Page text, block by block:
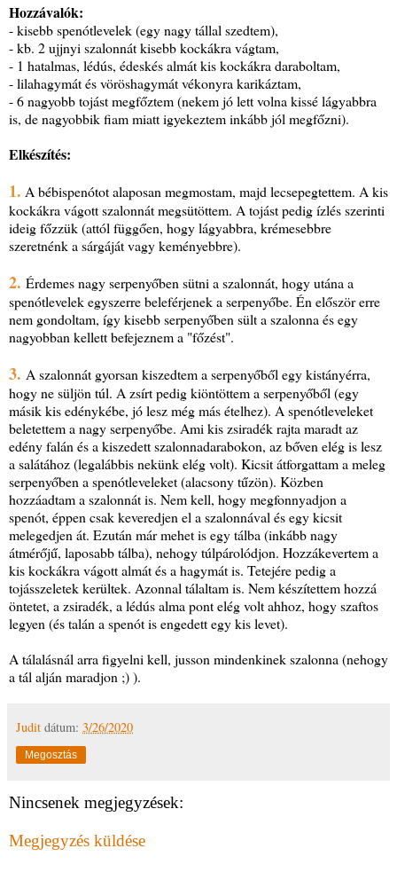
Hozzávalók:
- kisebb spenótlevelek (egy nagy tállal szedtem),
- kb. 2 ujjnyi szalonnát kisebb kockákra vágtam,
- 1 hatalmas, lédús, édeskés almát kis kockákra daraboltam,
- lilahagymát és vöröshagymát vékonyra karikáztam,
- 6 nagyobb tojást megfőztem (nekem jó lett volna kissé lágyabbra
is, de nagyobbik fiam miatt igyekeztem inkább jól megfőzni).
Elkészítés:
1. A bébispenótot alaposan megmostam, majd lecsepegtettem. A kis
kockákra vágott szalonnát megsütöttem. A tojást pedig ízlés szerinti
ideig főzzük (attól függően, hogy lágyabbra, krémesebbre
szeretnénk a sárgáját vagy keményebbre).
2. Érdemes nagy serpenyőben sütni a szalonnát, hogy utána a
spenótlevelek egyszerre beleférjenek a serpenyőbe. Én először erre
nem gondoltam, így kisebb serpenyőben sült a szalonna és egy
nagyobban kellett befejeznem a "főzést".
3. A szalonnát gyorsan kiszedtem a serpenyőből egy kistányérra,
hogy ne süljön túl. A zsírt pedig kiöntöttem a serpenyőből (egy
másik kis edénykébe, jó lesz még más ételhez). A spenótleveleket
beletettem a nagy serpenyőbe. Ami kis zsiradék rajta maradt az
edény falán és a kiszedett szalonnadarabokon, az bőven elég is lesz
a salátához (legalábbis nekünk elég volt). Kicsit átforgattam a meleg
serpenyőben a spenótleveleket (alacsony tűzön). Közben
hozzáadtam a szalonnát is. Nem kell, hogy megfonnyadjon a
spenót, éppen csak keveredjen el a szalonnával és egy kicsit
melegedjen át. Ezután már mehet is egy tálba (inkább nagy
átmérőjű, laposabb tálba), nehogy túlpárolódjon. Hozzákevertem a
kis kockákra vágott almát és a hagymát is. Tetejére pedig a
tojásszeletek kerültek. Azonnal tálaltam is. Nem készítettem hozzá
öntetet, a zsiradék, a lédús alma pont elég volt ahhoz, hogy szaftos
legyen (és talán a spenót is engedett egy kis levet).
A tálalásnál arra figyelni kell, jusson mindenkinek szalonna (nehogy
a tál alján maradjon ;) ).
Judit dátum: 3/26/2020
Megosztás
Nincsenek megjegyzések:
Megjegyzés küldése